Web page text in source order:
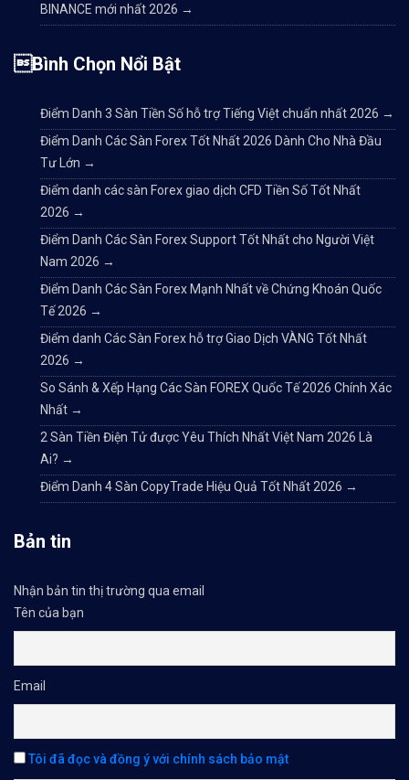
BINANCE mới nhất 2026 →
Bình Chọn Nổi Bật
Điểm Danh 3 Sàn Tiền Số hỗ trợ Tiếng Việt chuẩn nhất 2026 →
Điểm Danh Các Sàn Forex Tốt Nhất 2026 Dành Cho Nhà Đầu
Tư Lớn →
Điểm danh các sàn Forex giao dịch CFD Tiền Số Tốt Nhất
2026 →
Điểm Danh Các Sàn Forex Support Tốt Nhất cho Người Việt
Nam 2026 →
Điểm Danh Các Sàn Forex Mạnh Nhất về Chứng Khoán Quốc
Tế 2026 →
Điểm danh Các Sàn Forex hỗ trợ Giao Dịch VÀNG Tốt Nhất
2026 →
So Sánh & Xếp Hạng Các Sàn FOREX Quốc Tế 2026 Chính Xác
Nhất →
2 Sàn Tiền Điện Tử được Yêu Thích Nhất Việt Nam 2026 Là
Ai? →
Điểm Danh 4 Sàn CopyTrade Hiệu Quả Tốt Nhất 2026 →
Bản tin
Nhận bản tin thị trường qua email
Tên của bạn
Email
Tôi đã đọc và đồng ý với chính sách bảo mật